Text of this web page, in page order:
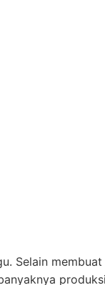
Selain membuat
produksi